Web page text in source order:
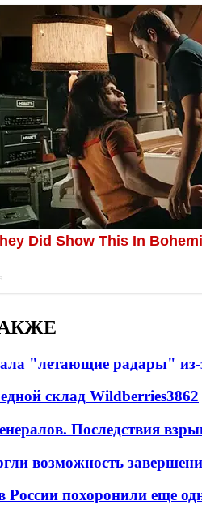
"летающие радары"
склад Wildberries3862
Последствия
возможность
России похоронили еще